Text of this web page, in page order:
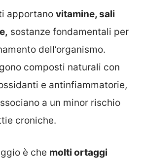
apportano vitamine, sali
sostanze fondamentali per
dell’organismo.
composti naturali con
e antinfiammatorie,
a un minor rischio
croniche.
è che molti ortaggi